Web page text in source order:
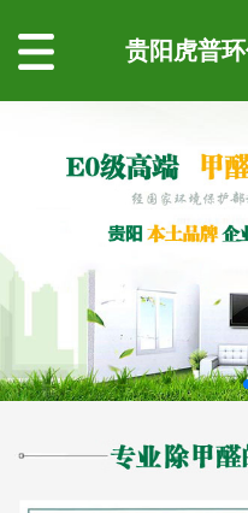
贵阳虎普